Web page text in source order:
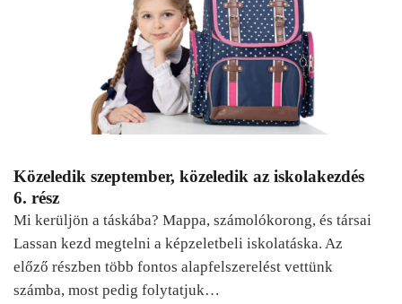
Közeledik szeptember, közeledik az iskolakezdés
6. rész
Mi kerüljön a táskába? Mappa, számolókorong, és társai
Lassan kezd megtelni a képzeletbeli iskolatáska. Az
előző részben több fontos alapfelszerelést vettünk
számba, most pedig folytatjuk…